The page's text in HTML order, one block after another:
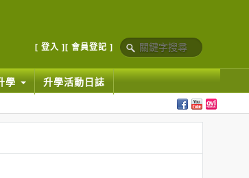
[ 登入 ] [ 會員登記 ]
學 升學活動日誌